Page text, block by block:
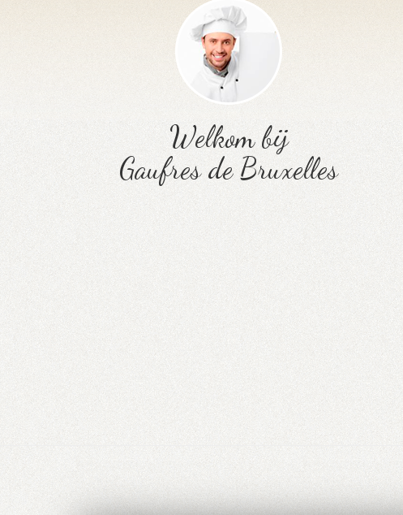
Welkom bij
Gaufres de Bruxelles